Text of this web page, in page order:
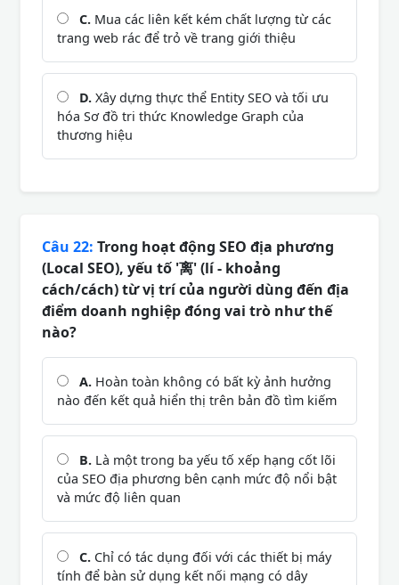
C. Mua các liên kết kém chất lượng từ các
trang web rác để trỏ về trang giới thiệu
D. Xây dựng thực thể Entity SEO và tối ưu
hóa Sơ đồ tri thức Knowledge Graph của
thương hiệu
Câu 22: Trong hoạt động SEO địa phương
(Local SEO), yếu tố '离' (lí - khoảng
cách/cách) từ vị trí của người dùng đến địa
điểm doanh nghiệp đóng vai trò như thế
nào?
A. Hoàn toàn không có bất kỳ ảnh hưởng
nào đến kết quả hiển thị trên bản đồ tìm kiếm
B. Là một trong ba yếu tố xếp hạng cốt lõi
của SEO địa phương bên cạnh mức độ nổi bật
và mức độ liên quan
C. Chỉ có tác dụng đối với các thiết bị máy
tính để bàn sử dụng kết nối mạng có dây